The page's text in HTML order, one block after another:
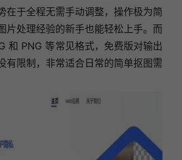
在于全程无需手动调整，操作极为简
片处理经验的新手也能轻松上手。而
和 PNG 等常见格式，免费版对输出
有限制，非常适合日常的简单抠图需